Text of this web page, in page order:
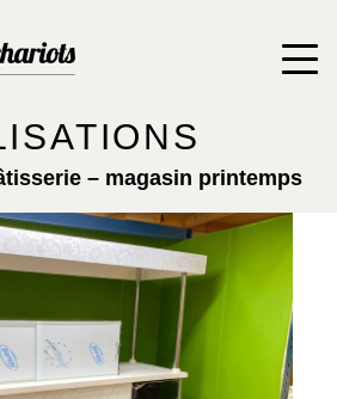
– magasin printemps